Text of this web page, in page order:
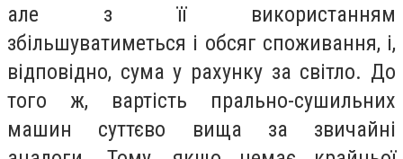
але з її використанням
збільшуватиметься і обсяг споживання, і,
відповідно, сума у рахунку за світло. До
того ж, вартість прально-сушильних
машин суттєво вища за звичайні